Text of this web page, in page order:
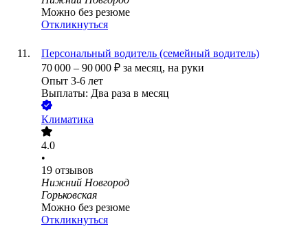
Можно без резюме
Откликнуться
Персональный водитель (семейный водитель)
70 000 – 90 000 ₽ за месяц, на руки
Опыт 3-6 лет
Выплаты: Два раза в месяц
Климатика
4.0
•
19 отзывов
Нижний Новгород
Горьковская
Можно без резюме
Откликнуться